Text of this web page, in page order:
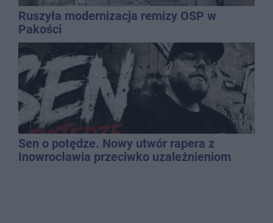
Ruszyła modernizacja remizy OSP w
Pakości
Sen o potędze. Nowy utwór rapera z
Inowrocławia przeciwko uzależnieniom